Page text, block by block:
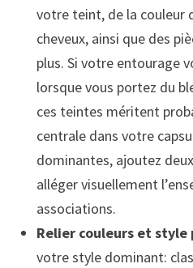
votre teint, de la couleur
cheveux, ainsi que des
plus. Si votre entourage
lorsque vous portez du
ces teintes méritent
centrale dans votre
dominantes, ajoutez
alléger visuellement
associations.
Relier couleurs et style
votre style dominant: